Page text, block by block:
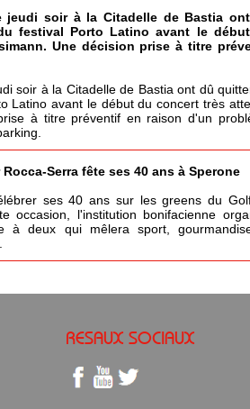
jeudi soir à la Citadelle de Bastia
festival Porto Latino avant le
Une décision prise à titre
soir à la Citadelle de Bastia ont dû
Latino avant le début du concert très
à titre préventif en raison d'un
Serra fête ses 40 ans à Sperone
ses 40 ans sur les greens du
occasion, l'institution bonifacienne
à deux qui mêlera sport,
RESAUX SOCIAUX